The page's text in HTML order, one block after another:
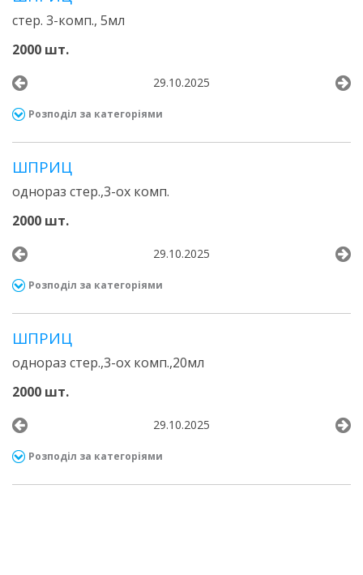
стер. 3-комп., 5мл
2000 шт.
29.10.2025
Розподіл за категоріями
ШПРИЦ
однораз стер.,3-ох комп.
2000 шт.
29.10.2025
Розподіл за категоріями
ШПРИЦ
однораз стер.,3-ох комп.,20мл
2000 шт.
29.10.2025
Розподіл за категоріями